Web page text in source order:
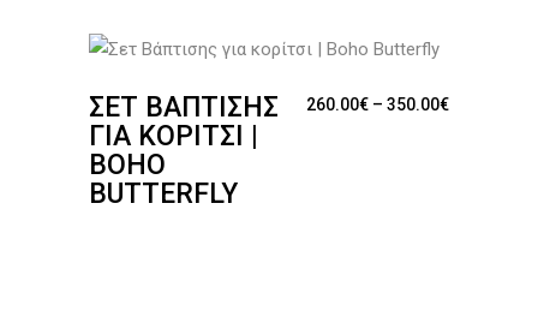
ΣΕΤ ΒΆΠΤΙΣΗΣ
ΓΙΑ ΚΟΡΊΤΣΙ |
BOHO
BUTTERFLY
260.00€ – 350.00€Price